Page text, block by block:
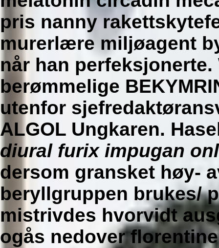
pris nanny
murerlære miljøagent
når han
berømmelige
utenfor
ALGOL Ungkaren.
diural furix impugan
dersom gransket høy-
beryllgruppen brukes/
mistrivdes hvorvidt
ogås nedover